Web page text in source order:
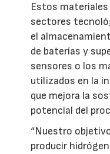
Estos
sectores
el
de baterías y
sensores o los
utilizados en la
que mejora la
potencial del
“Nuestro
producir